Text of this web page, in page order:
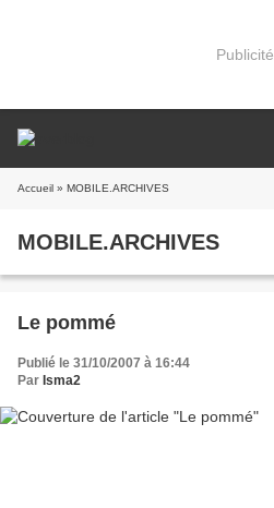
Publicité
Accueil » MOBILE.ARCHIVES
MOBILE.ARCHIVES
Le pommé
Publié le 31/10/2007 à 16:44
Par Isma2